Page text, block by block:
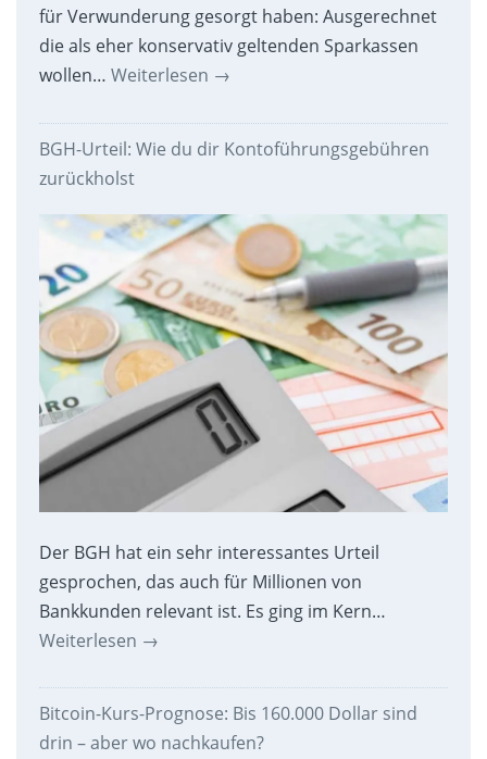
für Verwunderung gesorgt haben: Ausgerechnet
die als eher konservativ geltenden Sparkassen
wollen… Weiterlesen →
BGH-Urteil: Wie du dir Kontoführungsgebühren
zurückholst
Der BGH hat ein sehr interessantes Urteil
gesprochen, das auch für Millionen von
Bankkunden relevant ist. Es ging im Kern…
Weiterlesen →
Bitcoin-Kurs-Prognose: Bis 160.000 Dollar sind
drin – aber wo nachkaufen?